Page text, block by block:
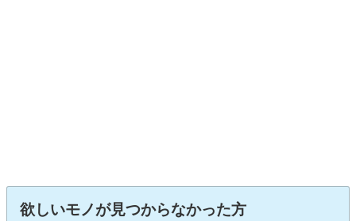
欲しいモノが見つからなかった方